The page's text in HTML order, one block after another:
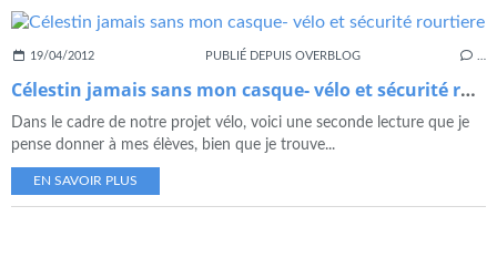
19/04/2012 PUBLIÉ DEPUIS OVERBLOG
Célestin jamais sans mon casque- vélo et sécurité rourtiere
Dans le cadre de notre projet vélo, voici une seconde lecture que je
pense donner à mes élèves, bien que je trouve...
EN SAVOIR PLUS